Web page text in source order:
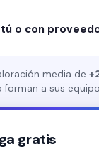
o con
media de
forman a sus
gratis